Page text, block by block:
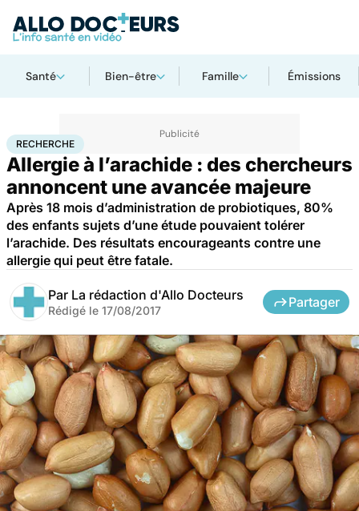
Santé Bien-être Famille Émissions
AccueilSantéMaladies Recherche
RECHERCHE
Allergie à l’arachide : des chercheurs
annoncent une avancée majeure
Après 18 mois d’administration de probiotiques, 80%
des enfants sujets d’une étude pouvaient tolérer
l’arachide. Des résultats encourageants contre une
allergie qui peut être fatale.
Par La rédaction d'Allo Docteurs
Rédigé le 17/08/2017
Partager